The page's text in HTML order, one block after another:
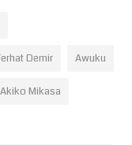
Demir Awuku
Akiko Mikasa